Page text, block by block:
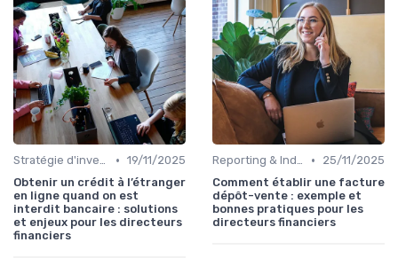
Stratégie d'investissement • 19/11/2025
Obtenir un crédit à l’étranger
en ligne quand on est
interdit bancaire : solutions
et enjeux pour les directeurs
financiers
Reporting & Indicateurs •
25/11/2025
Comment établir une facture
dépôt-vente : exemple et
bonnes pratiques pour les
directeurs financiers